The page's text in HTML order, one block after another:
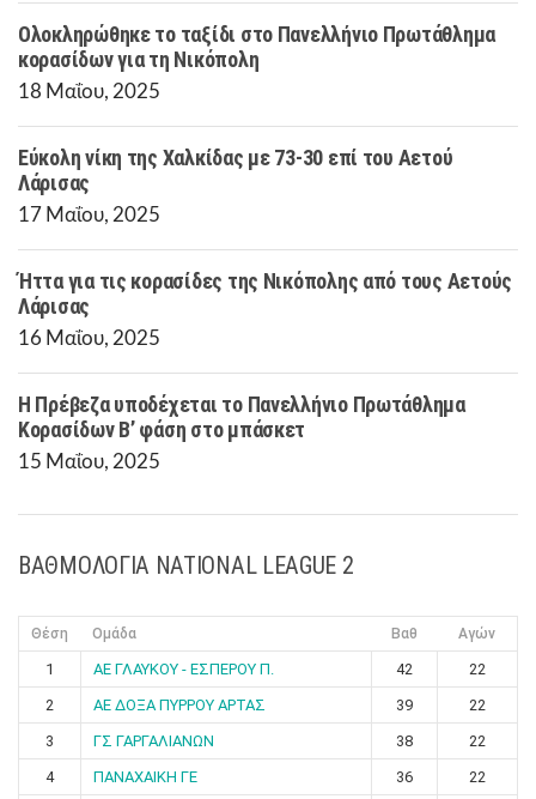
Ολοκληρώθηκε το ταξίδι στο Πανελλήνιο Πρωτάθλημα
κορασίδων για τη Νικόπολη
18 Μαΐου, 2025
Εύκολη νίκη της Χαλκίδας με 73-30 επί του Αετού
Λάρισας
17 Μαΐου, 2025
Ήττα για τις κορασίδες της Νικόπολης από τους Αετούς
Λάρισας
16 Μαΐου, 2025
Η Πρέβεζα υποδέχεται το Πανελλήνιο Πρωτάθλημα
Κορασίδων Β’ φάση στο μπάσκετ
15 Μαΐου, 2025
ΒΑΘΜΟΛΟΓΙΑ NATIONAL LEAGUE 2
Θέση Ομάδα Βαθ Αγών
1 ΑΕ ΓΛΑΥΚΟΥ - ΕΣΠΕΡΟΥ Π. 42
22
2
ΑΕ ΔΟΞΑ ΠΥΡΡΟΥ ΑΡΤΑΣ 39
22
3
ΓΣ ΓΑΡΓΑΛΙΑΝΩΝ 38
22
4
ΠΑΝΑΧΑΙΚΗ ΓΕ 36
22